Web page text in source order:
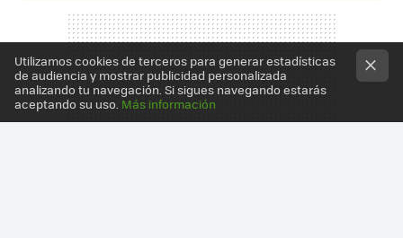
Utilizamos cookies de terceros para generar estadísticas
de audiencia y mostrar publicidad personalizada
analizando tu navegación. Si sigues navegando estarás
aceptando su uso. Más información